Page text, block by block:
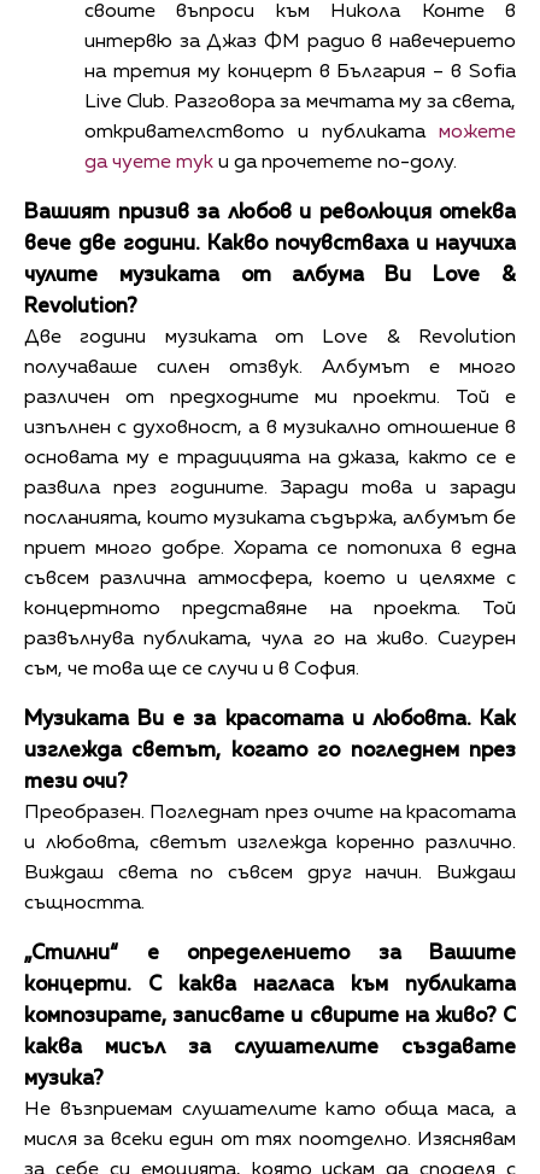
своите въпроси към Никола Конте в
интервю за Джаз ФМ радио в навечерието
на третия му концерт в България – в Sofia
Live Club. Разговора за мечтата му за света,
откривателството и публиката можете
да чуете тук и да прочетете по-долу.
Вашият призив за любов и революция отеква
вече две години. Какво почувстваха и научиха
чулите музиката от албума Ви Love &
Revolution?
Две години музиката от Love & Revolution
получаваше силен отзвук. Албумът е много
различен от предходните ми проекти. Той е
изпълнен с духовност, а в музикално отношение в
основата му е традицията на джаза, както се е
развила през годините. Заради това и заради
посланията, които музиката съдържа, албумът бе
приет много добре. Хората се потопиха в една
съвсем различна атмосфера, което и целяхме с
концертното представяне на проекта. Той
развълнува публиката, чула го на живо. Сигурен
съм, че това ще се случи и в София.
Музиката Ви е за красотата и любовта. Как
изглежда светът, когато го погледнем през
тези очи?
Преобразен. Погледнат през очите на красотата
и любовта, светът изглежда коренно различно.
Виждаш света по съвсем друг начин. Виждаш
същността.
„Стилни“ е определението за Вашите
концерти. С каква нагласа към публиката
композирате, записвате и свирите на живо? С
каква мисъл за слушателите създавате
музика?
Не възприемам слушателите като обща маса, а
мисля за всеки един от тях поотделно. Изяснявам
за себе си емоцията, която искам да споделя с